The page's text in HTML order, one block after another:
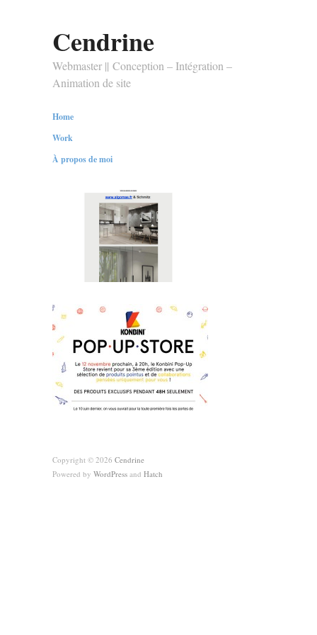
Cendrine
Webmaster || Conception – Intégration –
Animation de site
Home
Work
À propos de moi
Copyright © 2026 Cendrine
Powered by WordPress and Hatch